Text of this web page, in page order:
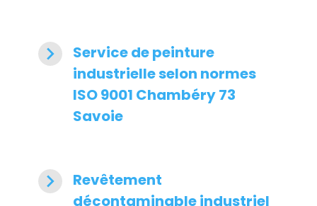
navigate_next Service de peinture
industrielle selon normes
ISO 9001 Chambéry 73
Savoie
navigate_next Revêtement
décontaminable industriel